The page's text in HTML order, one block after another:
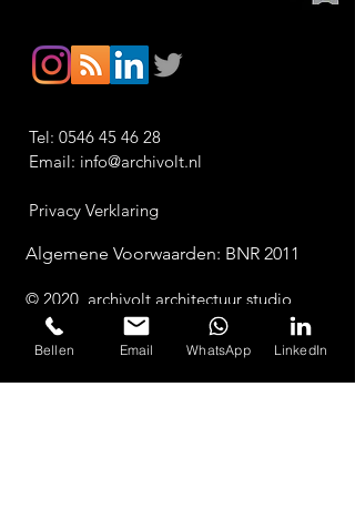
Tel: 0546 45 46 28
Email: info@archivolt.nl
Privacy Verklaring
Algemene Voorwaarden: BNR 2011
© 2020 archivolt architectuur studio
NEEM CONTACT OP
Bellen Email WhatsApp LinkedIn